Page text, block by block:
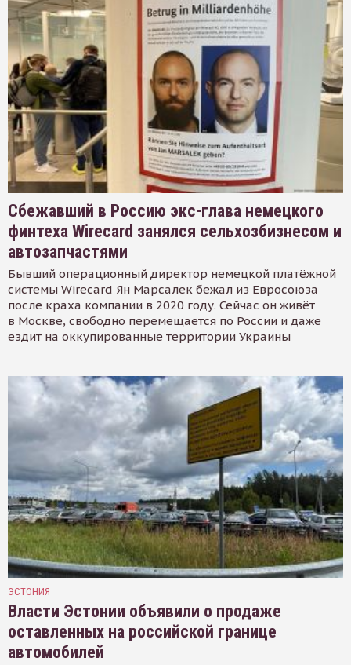
Сбежавший в Россию экс-глава немецкого
финтеха Wirecard занялся сельхозбизнесом и
автозапчастями
Бывший операционный директор немецкой платёжной
системы Wirecard Ян Марсалек бежал из Евросоюза
после краха компании в 2020 году. Сейчас он живёт
в Москве, свободно перемещается по России и даже
ездит на оккупированные территории Украины
ЭСТОНИЯ
Власти Эстонии объявили о продаже
оставленных на российской границе
автомобилей